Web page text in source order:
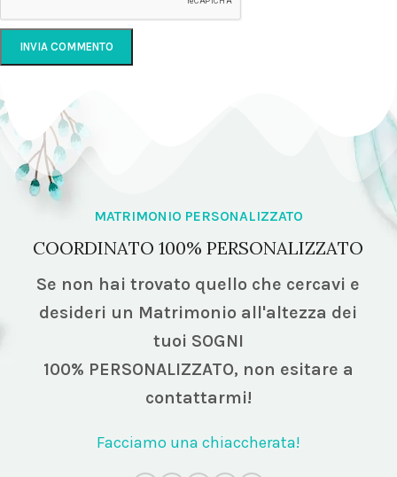
MATRIMONIO PERSONALIZZATO
COORDINATO 100% PERSONALIZZATO
Se non hai trovato quello che cercavi e
desideri un Matrimonio all'altezza dei
tuoi SOGNI
100% PERSONALIZZATO, non esitare a
contattarmi!
Facciamo una chiaccherata!